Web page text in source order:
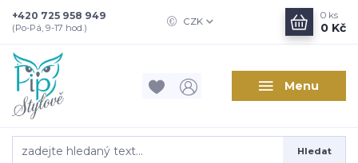
Menu
CZK
Hledat
+420 725 958 949
(Po-Pá, 9-17 hod.)
0 ks
0 Kč